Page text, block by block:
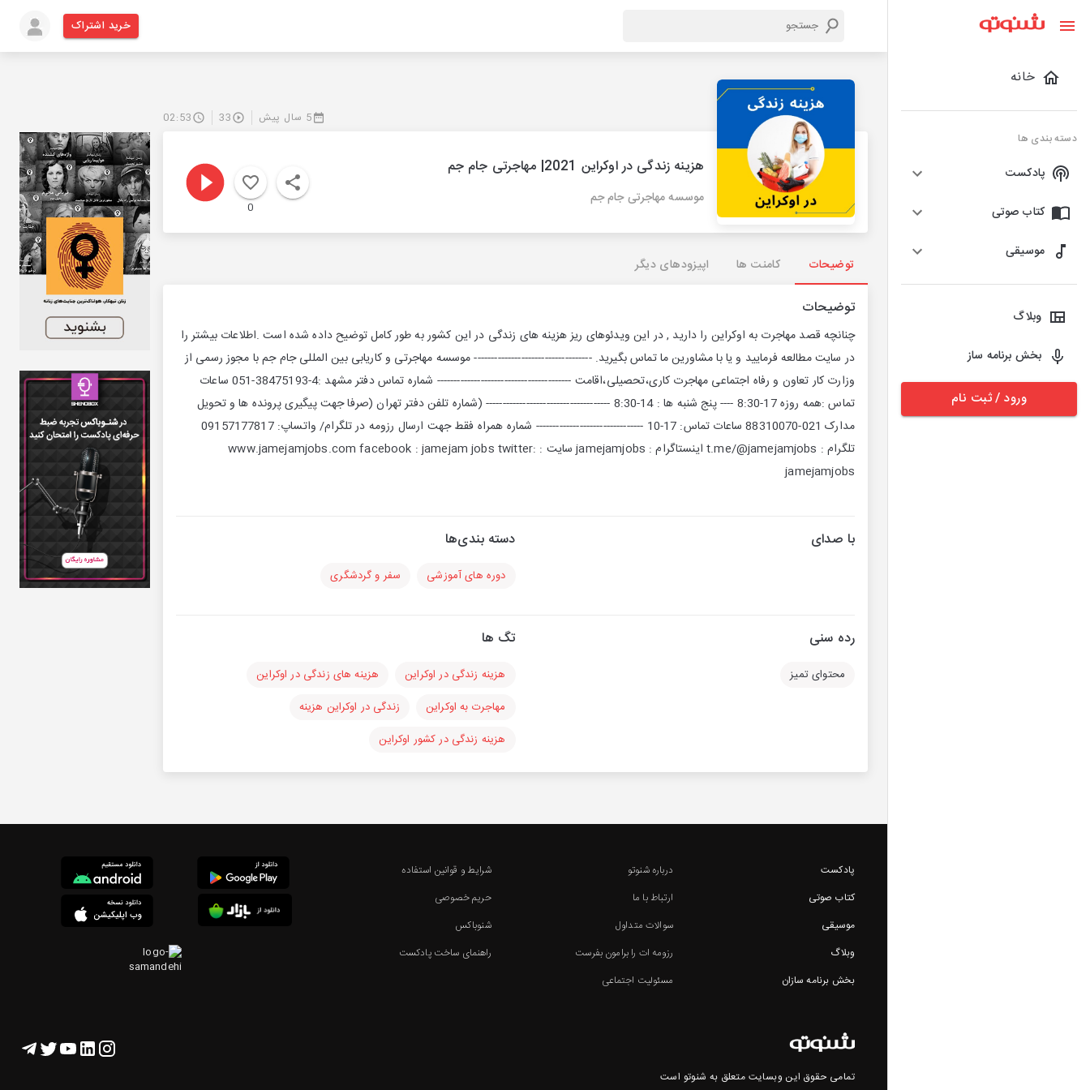
خانه
دسته بندی ها
پادکست
کتاب صوتی
موسیقی
وبلاگ
بخش برنامه ساز
ورود / ثبت نام
خرید اشتراک
5 سال پیش 33
02:53
هزینه زندگی در اوکراین 2021| مهاجرتی جام جم
موسسه مهاجرتی جام جم
0
توضیحات کامنت ها اپیزودهای دیگر
توضیحات
چنانچه قصد مهاجرت به اوکراین را دارید , در این ویدئوهای ریز هزینه های زندگی در این کشور به طور کامل توضیح داده شده است .اطلاعات بیشتر را
در سایت مطالعه فرمایید و یا با مشاورین ما تماس بگیرید. ----------------------------------- موسسه مهاجرتی و کاریابی بین المللی جام جم با مجوز رسمی از
وزارت کار تعاون و رفاه اجتماعی مهاجرت کاری،تحصیلی،اقامت ---------------------------------------- شماره تماس دفتر مشهد :️4-38475193-051 ساعات
تماس :همه روزه 17-8:30 ---- پنج شنبه ها : 14-8:30 ------------------------------------- (شماره تلفن دفتر تهران (صرفا جهت پیگیری پرونده ها و تحویل
مدارک 021-88310070 ساعات تماس: 17-10 -------------------------------- شماره همراه فقط جهت ارسال رزومه در تلگرام/ واتساپ: 09157177817
تلگرام : t.me/@jamejamjobs اینستاگرام : jamejamjobs سایت : www.jamejamjobs.com facebook : jamejam jobs twitter:
jamejamjobs
با صدای دسته بندی‌ها
دوره های آموزشی سفر و گردشگری
رده سنی
محتوای تمیز
تگ ها
هزینه زندگی در اوکراین
هزینه های زندگی در اوکراین
مهاجرت به اوکراین
زندگی در اوکراین هزینه
هزینه زندگی در کشور اوکراین
پادکست
کتاب صوتی
موسیقی
وبلاگ
بخش برنامه سازان
درباره شنوتو
ارتباط با ما
سوالات متداول
رزومه ات را برامون بفرست
مسئولیت اجتماعی
شرایط و قوانین استفاده
حریم خصوصی
شنوباکس
راهنمای ساخت پادکست
تمامی حقوق این وبسایت متعلق به شنوتو است